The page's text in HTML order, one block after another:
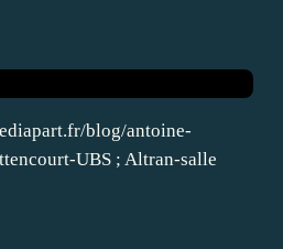
blog/antoine-
UBS ; Altran-salle